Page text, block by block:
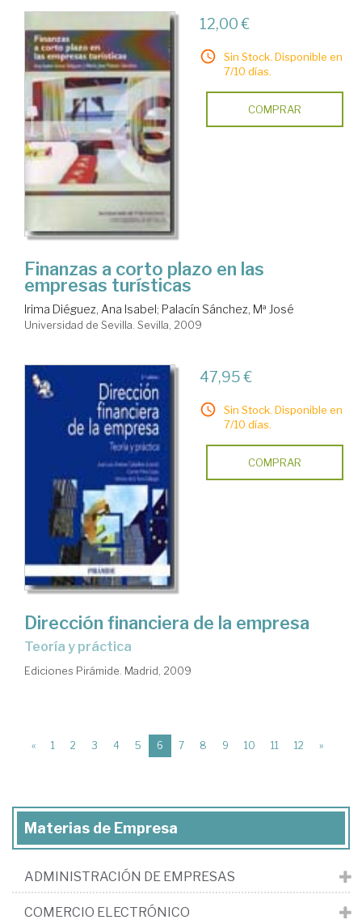
12,00 €
Sin Stock. Disponible en
7/10 días.
COMPRAR
Finanzas a corto plazo en las
empresas turísticas
Irima Diéguez, Ana Isabel; Palacín Sánchez, Mª José
Universidad de Sevilla. Sevilla, 2009
47,95 €
Sin Stock. Disponible en
7/10 días.
COMPRAR
Dirección financiera de la empresa
teoría y práctica
Ediciones Pirámide. Madrid, 2009
« 1 2 3 4 5 6 (current)
7 8 9 10 11 12 »
Materias de Empresa
ADMINISTRACIÓN DE EMPRESAS
COMERCIO ELECTRÓNICO